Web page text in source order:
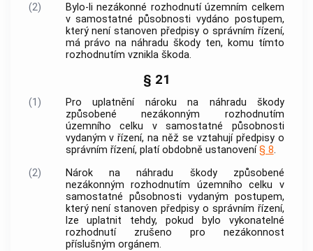
(2)
Bylo-li nezákonné rozhodnutí územním celkem
v samostatné působnosti vydáno postupem,
který není stanoven předpisy o správním řízení,
má právo na náhradu škody ten, komu tímto
rozhodnutím vznikla škoda.
§ 21
(1)
Pro uplatnění nároku na náhradu škody
způsobené nezákonným rozhodnutím
územního celku v samostatné působnosti
vydaným v řízení, na něž se vztahují předpisy o
správním řízení, platí obdobně ustanovení§ 8.
(2)
Nárok na náhradu škody způsobené
nezákonným rozhodnutím územního celku v
samostatné působnosti vydaným postupem,
který není stanoven předpisy o správním řízení,
lze uplatnit tehdy, pokud bylo vykonatelné
rozhodnutí zrušeno pro nezákonnost
příslušným orgánem.